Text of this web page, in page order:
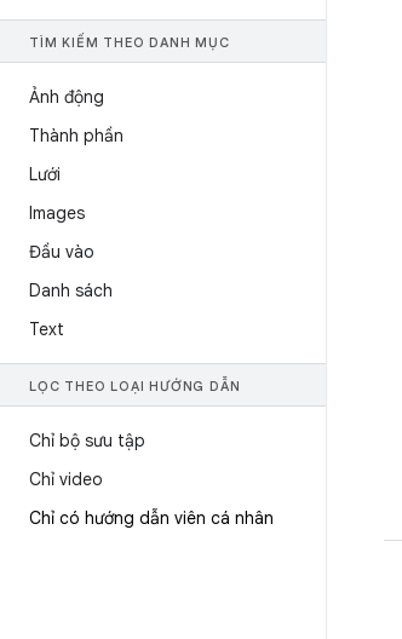
TÌM KIẾM THEO DANH MỤC
Ảnh động
Thành phần
Lưới
Images
Đầu vào
Danh sách
Text
LỌC THEO LOẠI HƯỚNG DẪN
Chỉ bộ sưu tập
Chỉ video
Chỉ có hướng dẫn viên cá nhân